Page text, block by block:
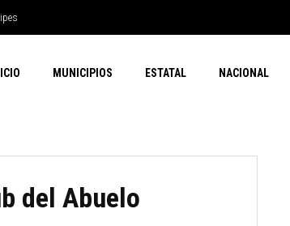
MUNICIPIOS ESTATAL NACIONAL
del Abuelo